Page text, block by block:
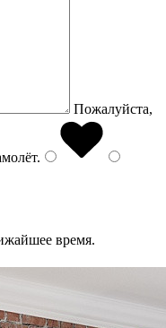
Пожалуйста,
.
время.